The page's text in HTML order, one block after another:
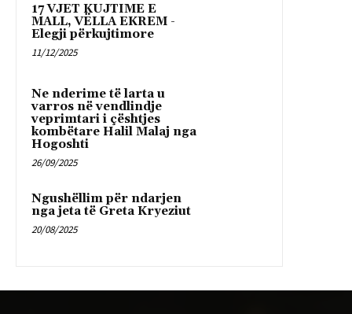
17 VJET KUJTIME E
MALL, VËLLA EKREM -
Elegji përkujtimore
11/12/2025
Ne nderime të larta u
varros në vendlindje
veprimtari i çështjes
kombëtare Halil Malaj nga
Hogoshti
26/09/2025
Ngushëllim për ndarjen
nga jeta të Greta Kryeziut
20/08/2025